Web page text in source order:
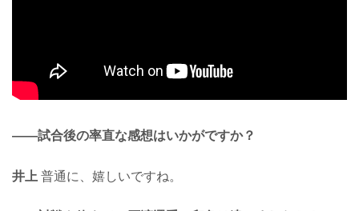
——試合後の率直な感想はいかがですか？
井上 普通に、嬉しいですね。